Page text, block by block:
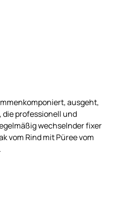
ausgeht,
die professionell und
wechselnder fixer
vom Rind mit Püree vom